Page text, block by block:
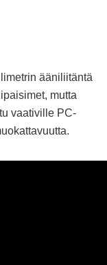
ääniliitäntä
mutta
vaativille PC-